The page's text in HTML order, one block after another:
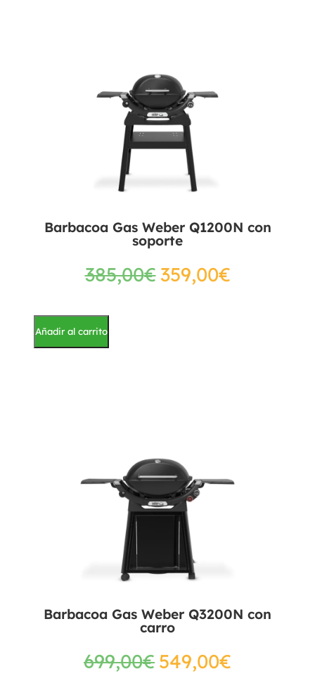
Barbacoa Gas Weber Q1200N con
soporte
385,00€359,00€
Añadir al carrito
Barbacoa Gas Weber Q3200N con
carro
699,00€ 549,00€